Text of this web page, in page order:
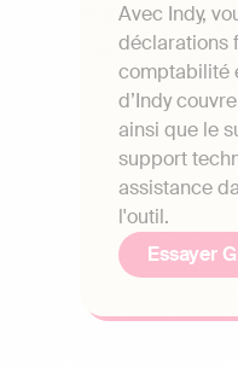
Avec Indy,
déclarations
comptabilité
d’Indy
ainsi que le
support
assistance
l'outil.
Essayer